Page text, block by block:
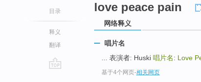
目录
释义
翻译
love peace pain
网络释义
唱片名
... 表演者: Huski 唱片名: Love
基于4个网页-相关网页